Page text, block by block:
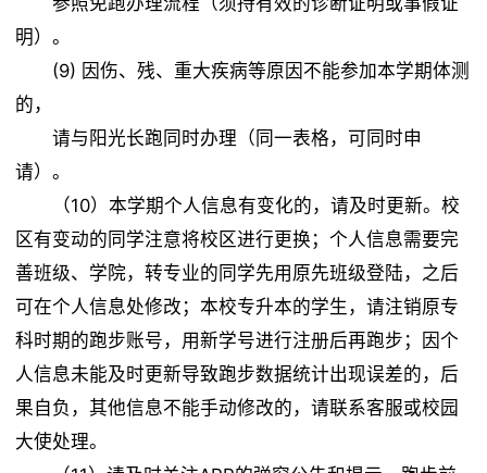
明）。
(9) 因伤、残、重大疾病等原因不能参加本学期体测
的，
请与阳光长跑同时办理（同一表格，可同时申
请）。
（10）本学期个人信息有变化的，请及时更新。校
区有变动的同学注意将校区进行更换；个人信息需要完
善班级、学院，转专业的同学先用原先班级登陆，之后
可在个人信息处修改；本校专升本的学生，请注销原专
科时期的跑步账号，用新学号进行注册后再跑步；因个
人信息未能及时更新导致跑步数据统计出现误差的，后
果自负，其他信息不能手动修改的，请联系客服或校园
大使处理。